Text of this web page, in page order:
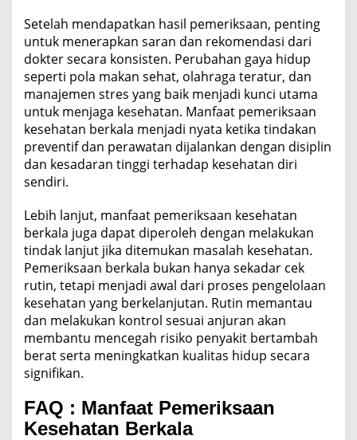
Setelah mendapatkan hasil pemeriksaan, penting
untuk menerapkan saran dan rekomendasi dari
dokter secara konsisten. Perubahan gaya hidup
seperti pola makan sehat, olahraga teratur, dan
manajemen stres yang baik menjadi kunci utama
untuk menjaga kesehatan. Manfaat pemeriksaan
kesehatan berkala menjadi nyata ketika tindakan
preventif dan perawatan dijalankan dengan disiplin
dan kesadaran tinggi terhadap kesehatan diri
sendiri.
Lebih lanjut, manfaat pemeriksaan kesehatan
berkala juga dapat diperoleh dengan melakukan
tindak lanjut jika ditemukan masalah kesehatan.
Pemeriksaan berkala bukan hanya sekadar cek
rutin, tetapi menjadi awal dari proses pengelolaan
kesehatan yang berkelanjutan. Rutin memantau
dan melakukan kontrol sesuai anjuran akan
membantu mencegah risiko penyakit bertambah
berat serta meningkatkan kualitas hidup secara
signifikan.
FAQ : Manfaat Pemeriksaan
Kesehatan Berkala